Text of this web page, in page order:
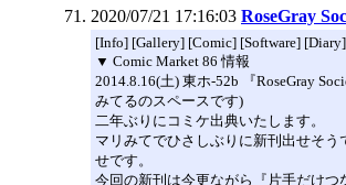
2020/07/21 17:16:03 RoseGray
[Info] [Gallery] [Comic] [Software]
▼ Comic Market 86 情報
2014.8.16(土) 東ホ-52b 『RoseGray
みてるのスペースです)
二年ぶりにコミケ出典いたします。
マリみてでひさしぶりに新刊出せそう
せです。
今回の新刊は今更ながら『片手だけつ